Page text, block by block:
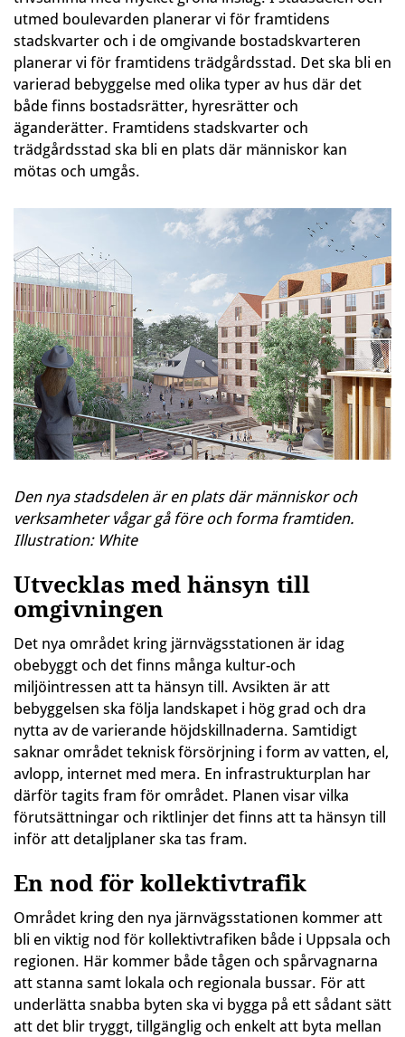
utmed boulevarden planerar vi för framtidens
stadskvarter och i de omgivande bostadskvarteren
planerar vi för framtidens trädgårdsstad. Det ska bli en
varierad bebyggelse med olika typer av hus där det
både finns bostadsrätter, hyresrätter och
äganderätter. Framtidens stadskvarter och
trädgårdsstad ska bli en plats där människor kan
mötas och umgås.
Den nya stadsdelen är en plats där människor och
verksamheter vågar gå före och forma framtiden.
Illustration: White
Utvecklas med hänsyn till
omgivningen
Det nya området kring järnvägsstationen är idag
obebyggt och det finns många kultur-och
miljöintressen att ta hänsyn till. Avsikten är att
bebyggelsen ska följa landskapet i hög grad och dra
nytta av de varierande höjdskillnaderna. Samtidigt
saknar området teknisk försörjning i form av vatten, el,
avlopp, internet med mera. En infrastrukturplan har
därför tagits fram för området. Planen visar vilka
förutsättningar och riktlinjer det finns att ta hänsyn till
inför att detaljplaner ska tas fram.
En nod för kollektivtrafik
Området kring den nya järnvägsstationen kommer att
bli en viktig nod för kollektivtrafiken både i Uppsala och
regionen. Här kommer både tågen och spårvagnarna
att stanna samt lokala och regionala bussar. För att
underlätta snabba byten ska vi bygga på ett sådant sätt
att det blir tryggt, tillgänglig och enkelt att byta mellan